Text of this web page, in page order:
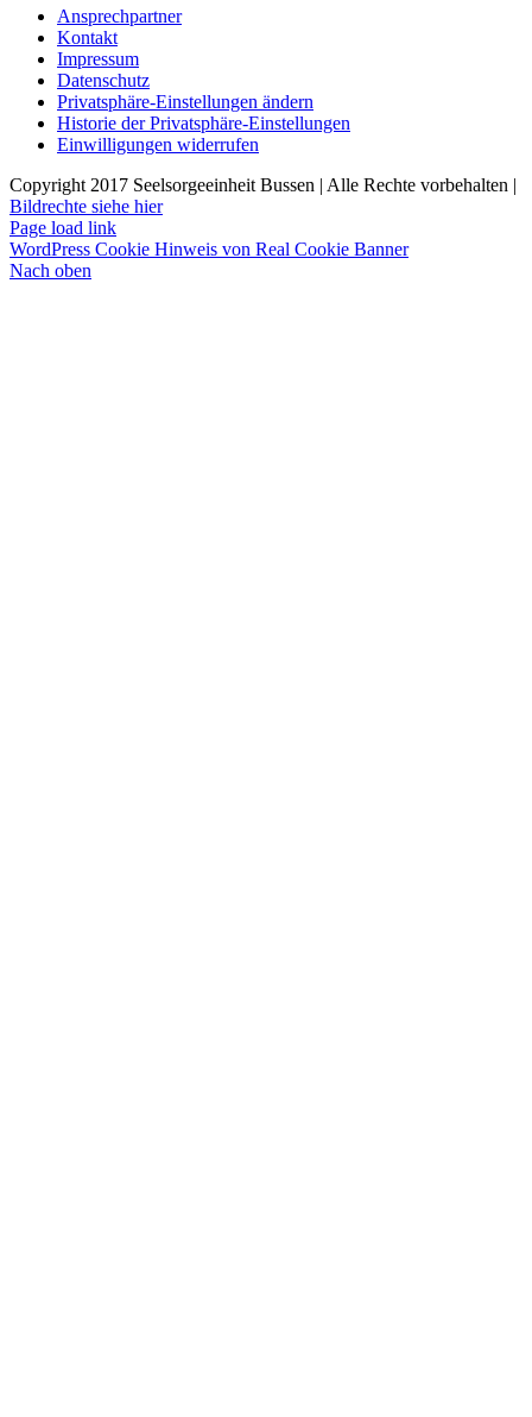
Ansprechpartner
Kontakt
Impressum
Datenschutz
Privatsphäre-Einstellungen ändern
Historie der Privatsphäre-Einstellungen
Einwilligungen widerrufen
Copyright 2017 Seelsorgeeinheit Bussen | Alle Rechte vorbehalten |
Bildrechte siehe hier
Page load link
WordPress Cookie Hinweis von Real Cookie Banner
Nach oben